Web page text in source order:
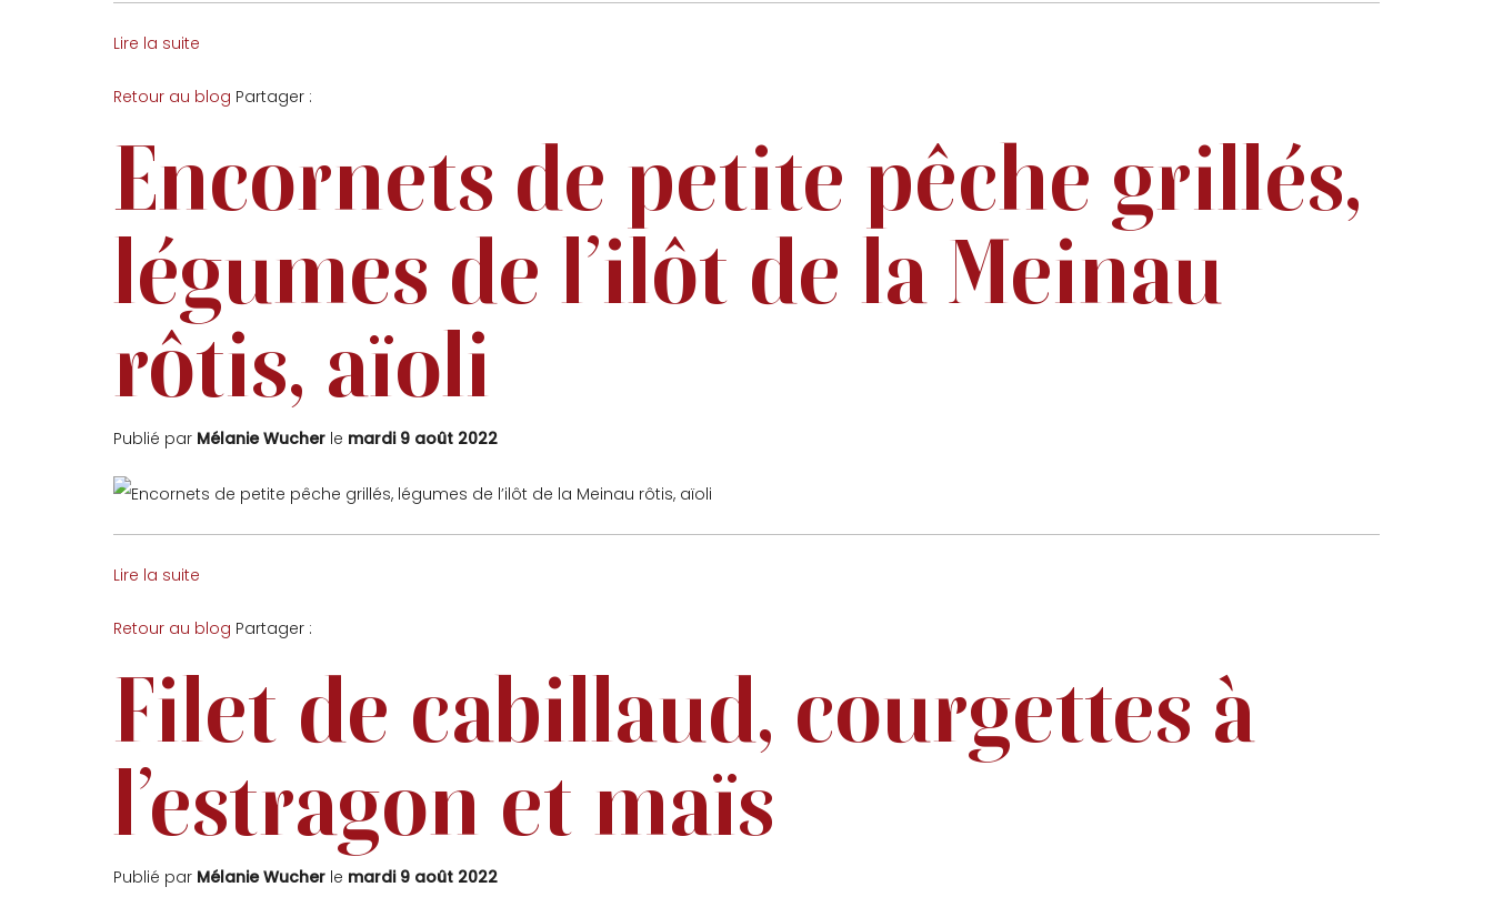
Lire la suite
Retour au blog Partager :
Encornets de petite pêche grillés,
légumes de l’ilôt de la Meinau
rôtis, aïoli
Publié par Mélanie Wucher le mardi 9 août 2022
Lire la suite
Retour au blog Partager :
Filet de cabillaud, courgettes à
l’estragon et maïs
Publié par Mélanie Wucher le mardi 9 août 2022